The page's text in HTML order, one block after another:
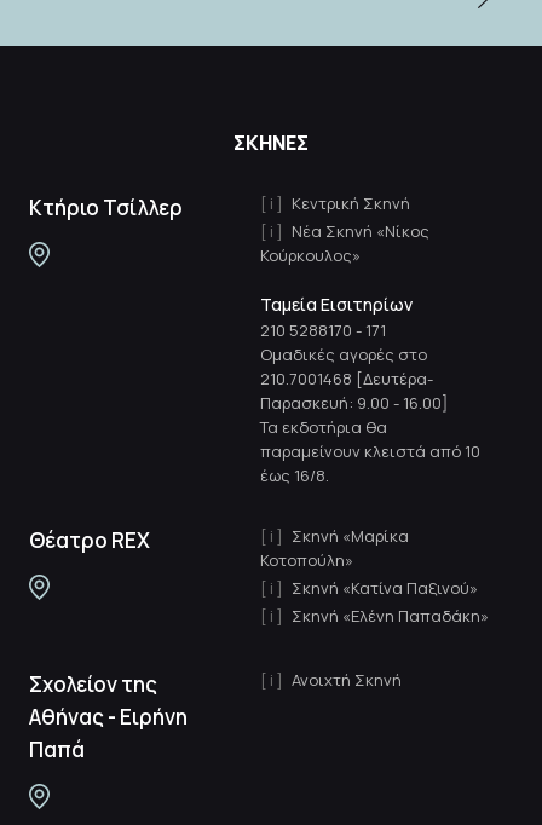
ΣΚΗΝΕΣ
Κτήριο Τσίλλερ
Κεντρική Σκηνή
Νέα Σκηνή «Νίκος
Κούρκουλος»
Ταμεία Εισιτηρίων
210 5288170 - 171
Ομαδικές αγορές στο
210.7001468 [Δευτέρα-
Παρασκευή: 9.00 - 16.00]
Τα εκδοτήρια θα
παραμείνουν κλειστά από 10
έως 16/8.
Θέατρο REX
Σκηνή «Μαρίκα
Κοτοπούλη»
Σκηνή «Κατίνα Παξινού»
Σκηνή «Ελένη Παπαδάκη»
Σχολείον της
Αθήνας - Ειρήνη
Παπά
Ανοιχτή Σκηνή